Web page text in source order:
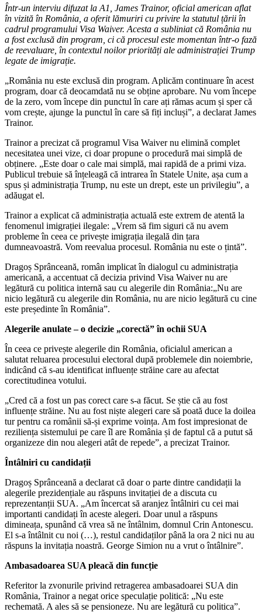
Într-un interviu difuzat la A1, James Trainor, oficial american aflat
în vizită în România, a oferit lămuriri cu privire la statutul țării în
cadrul programului Visa Waiver. Acesta a subliniat că România nu
a fost exclusă din program, ci că procesul este momentan într-o fază
de reevaluare, în contextul noilor priorități ale administrației Trump
legate de imigrație.
„România nu este exclusă din program. Aplicăm continuare în acest
program, doar că deocamdată nu se obține aprobare. Nu vom începe
de la zero, vom începe din punctul în care ați rămas acum și sper că
vom crește, ajunge la punctul în care să fiți incluși”, a declarat James
Trainor.
Trainor a precizat că programul Visa Waiver nu elimină complet
necesitatea unei vize, ci doar propune o procedură mai simplă de
obținere. „Este doar o cale mai simplă, mai rapidă de a primi viza.
Publicul trebuie să înțeleagă că intrarea în Statele Unite, așa cum a
spus și administrația Trump, nu este un drept, este un privilegiu”, a
adăugat el.
Trainor a explicat că administrația actuală este extrem de atentă la
fenomenul imigrației ilegale: „Vrem să fim siguri că nu avem
probleme în ceea ce privește imigrația ilegală din țara
dumneavoastră. Vom reevalua procesul. România nu este o țintă”.
Dragoș Sprânceană, român implicat în dialogul cu administrația
americană, a accentuat că decizia privind Visa Waiver nu are
legătură cu politica internă sau cu alegerile din România:„Nu are
nicio legătură cu alegerile din România, nu are nicio legătură cu cine
este președinte în România”.
Alegerile anulate – o decizie „corectă” în ochii SUA
În ceea ce privește alegerile din România, oficialul american a
salutat reluarea procesului electoral după problemele din noiembrie,
indicând că s-au identificat influențe străine care au afectat
corectitudinea votului.
„Cred că a fost un pas corect care s-a făcut. Se știe că au fost
influențe străine. Nu au fost niște alegeri care să poată duce la doilea
tur pentru ca românii să-și exprime voința. Am fost impresionat de
reziliența sistemului pe care îl are România și de faptul că a putut să
organizeze din nou alegeri atât de repede”, a precizat Trainor.
Întâlniri cu candidații
Dragoș Sprânceană a declarat că doar o parte dintre candidații la
alegerile prezidențiale au răspuns invitației de a discuta cu
reprezentanții SUA. „Am încercat să aranjez întâlniri cu cei mai
importanti candidați în aceste alegeri. Doar unul a răspuns
dimineața, spunând că vrea să ne întâlnim, domnul Crin Antonescu.
El s-a întâlnit cu noi (…), restul candidaților până la ora 2 nici nu au
răspuns la invitația noastră. George Simion nu a vrut o întâlnire”.
Ambasadoarea SUA pleacă din funcție
Referitor la zvonurile privind retragerea ambasadoarei SUA din
România, Trainor a negat orice speculație politică: „Nu este
rechemată. A ales să se pensioneze. Nu are legătură cu politica”.